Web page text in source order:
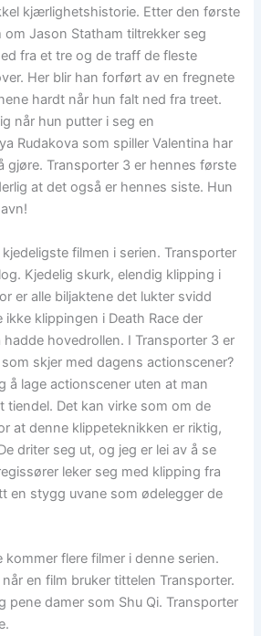
kjærlighetshistorie. Etter den første
Jason Statham tiltrekker seg
fra et tre og de traff de fleste
Her blir han forført av en fregnete
hardt når hun falt ned fra treet.
når hun putter i seg en
Rudakova som spiller Valentina har
gjøre. Transporter 3 er hennes første
at det også er hennes siste. Hun
filmen i serien. Transporter
Kjedelig skurk, elendig klipping i
er alle biljaktene det lukter svidd
ikke klippingen i Death Race der
hovedrollen. I Transporter 3 er
skjer med dagens actionscener?
å lage actionscener uten at man
tiendel. Det kan virke som om de
at denne klippeteknikken er riktig,
driter seg ut, og jeg er lei av å se
leker seg med klipping fra
en stygg uvane som ødelegger de
kommer flere filmer i denne serien.
en film bruker tittelen Transporter.
pene damer som Shu Qi. Transporter